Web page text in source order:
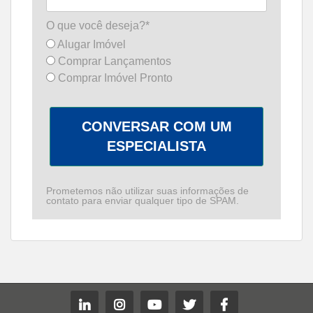
O que você deseja?*
Alugar Imóvel
Comprar Lançamentos
Comprar Imóvel Pronto
CONVERSAR COM UM
ESPECIALISTA
Prometemos não utilizar suas informações de
contato para enviar qualquer tipo de SPAM.